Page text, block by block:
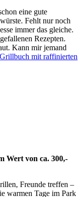
eine gute
Fehlt nur noch
immer das gleiche.
Rezepten.
Kann mir jemand
mit raffinierten
Wert von ca. 300,-
Freunde treffen –
warmen Tage im Park